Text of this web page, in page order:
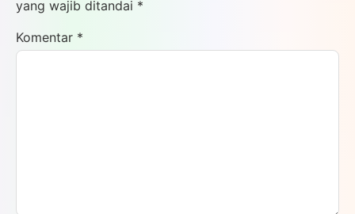
yang wajib ditandai *
Komentar *